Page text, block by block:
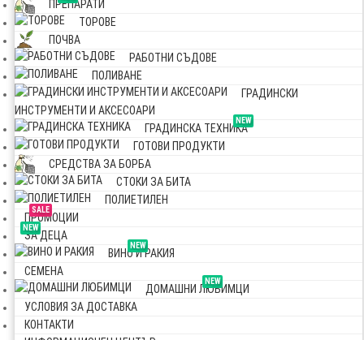
ПРЕПАРАТИ
ТОРОВЕ
ПОЧВА
РАБОТНИ СЪДОВЕ
ПОЛИВАНЕ
ГРАДИНСКИ
ИНСТРУМЕНТИ И АКСЕСОАРИ
NEW
ГРАДИНСКА ТЕХНИКА
ГОТОВИ ПРОДУКТИ
СРЕДСТВА ЗА БОРБА
СТОКИ ЗА БИТА
ПОЛИЕТИЛЕН
SALE
ПРОМОЦИИ
NEW
ЗА ДЕЦА
NEW
ВИНО И РАКИЯ
СЕМЕНА
NEW
ДОМАШНИ ЛЮБИМЦИ
УСЛОВИЯ ЗА ДОСТАВКА
КОНТАКТИ